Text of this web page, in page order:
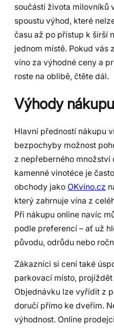
součástí života milovníků
spoustu výhod, které
času až po přístup k širší
jednom místě. Pokud vás
víno za výhodné ceny a
roste na oblibě, čtěte dál.
Výhody
Hlavní předností nákupu
bezpochyby možnost
z nepřeberného
kamenné vinotéce je
obchody jako OKvino.cz
který zahrnuje vína z
Při nákupu online navíc
podle preferencí – ať už
původu, odrůdu nebo
Zákazníci si cení také
parkovací místo,
Objednávku lze vyřídit z
doručí přímo ke dveřím.
výhodnost. Online